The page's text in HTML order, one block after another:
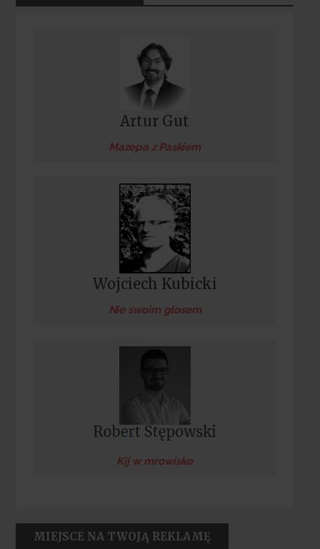
Artur Gut
Mazepa z Paskiem
Wojciech Kubicki
Nie swoim głosem
Kij w mrowisko
MIEJSCE NA TWOJĄ REKLAMĘ